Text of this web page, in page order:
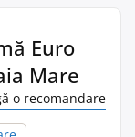
Euro
Mare
o recomandare